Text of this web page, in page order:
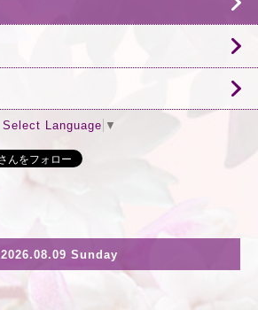
Select Language ▼
2026.08.09 Sunday